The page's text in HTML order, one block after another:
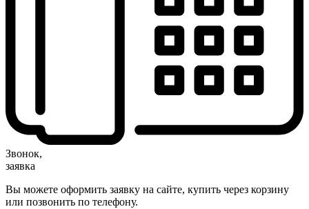
Звонок,
заявка
Вы можете оформить заявку на сайте, купить через корзину
или позвонить по телефону.